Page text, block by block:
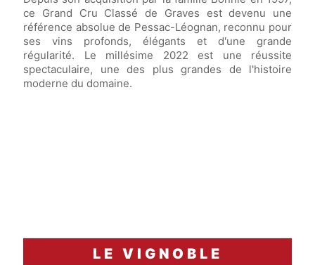
ce Grand Cru Classé de Graves est devenu une
référence absolue de Pessac-Léognan, reconnu pour
ses vins profonds, élégants et d'une grande
régularité. Le millésime 2022 est une réussite
spectaculaire, une des plus grandes de l'histoire
moderne du domaine.
LE VIGNOBLE